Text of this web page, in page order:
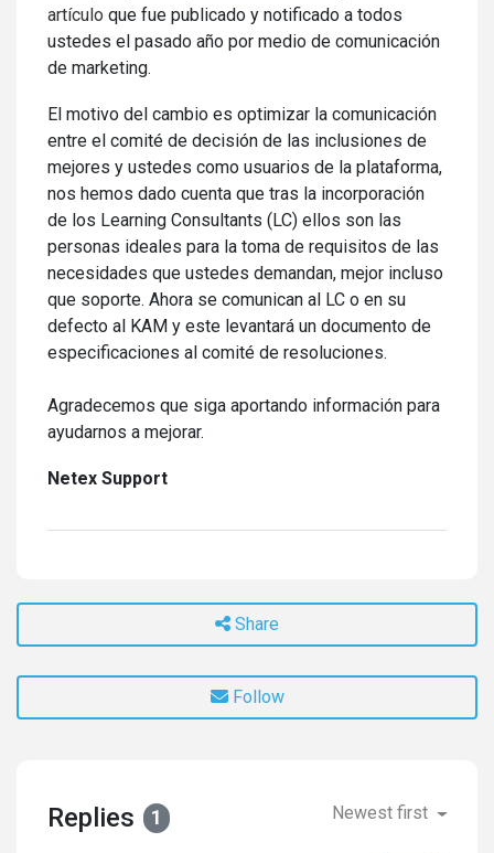
artículo que fue publicado y notificado a todos
ustedes el pasado año por medio de comunicación
de marketing.
El motivo del cambio es optimizar la comunicación
entre el comité de decisión de las inclusiones de
mejores y ustedes como usuarios de la plataforma,
nos hemos dado cuenta que tras la incorporación
de los Learning Consultants (LC) ellos son las
personas ideales para la toma de requisitos de las
necesidades que ustedes demandan, mejor incluso
que soporte. Ahora se comunican al LC o en su
defecto al KAM y este levantará un documento de
especificaciones al comité de resoluciones.
Agradecemos que siga aportando información para
ayudarnos a mejorar.
Netex Support
Share
Follow
Replies 1 Newest first